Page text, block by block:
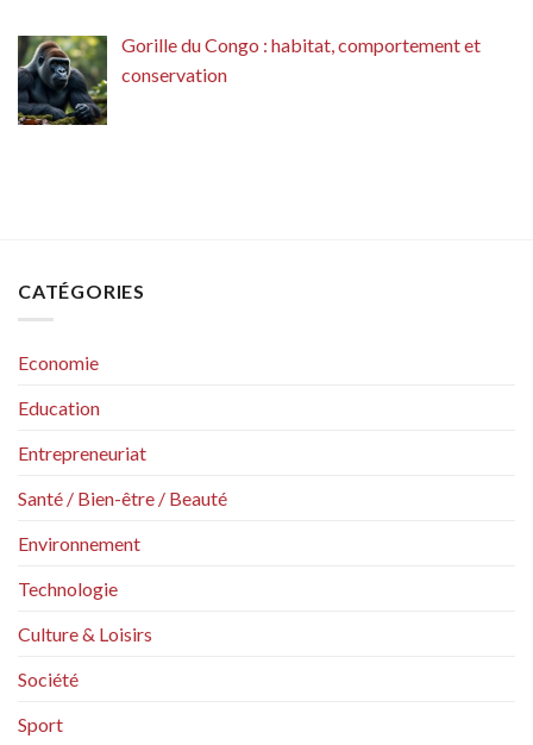
Gorille du Congo : habitat, comportement et
conservation
CATÉGORIES
Economie
Education
Entrepreneuriat
Santé / Bien-être / Beauté
Environnement
Technologie
Culture & Loisirs
Société
Sport